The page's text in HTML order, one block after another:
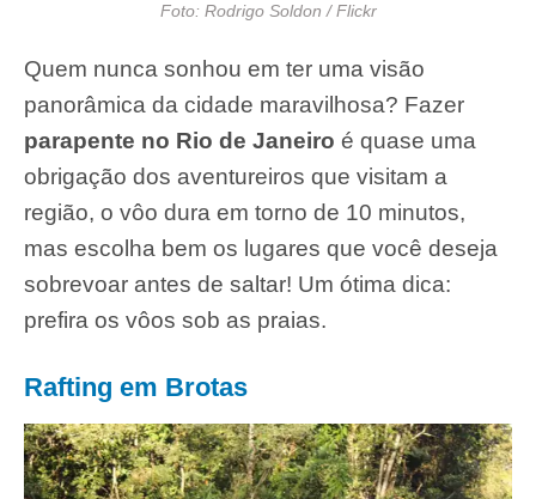
Foto: Rodrigo Soldon / Flickr
Quem nunca sonhou em ter uma visão
panorâmica da cidade maravilhosa? Fazer
parapente no Rio de Janeiro é quase uma
obrigação dos aventureiros que visitam a
região, o vôo dura em torno de 10 minutos,
mas escolha bem os lugares que você deseja
sobrevoar antes de saltar! Um ótima dica:
prefira os vôos sob as praias.
Rafting em Brotas